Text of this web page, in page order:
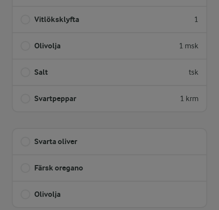
Vitlöksklyfta 1
Olivolja 1 msk
Salt tsk
Svartpeppar 1 krm
Svarta oliver
Färsk oregano
Olivolja